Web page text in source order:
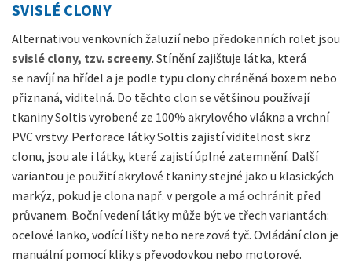
SVISLÉ CLONY
Alternativou venkovních žaluzií nebo předokenních rolet jsou
svislé clony, tzv. screeny. Stínění zajišťuje látka, která
se navíjí na hřídel a je podle typu clony chráněná boxem nebo
přiznaná, viditelná. Do těchto clon se většinou používají
tkaniny Soltis vyrobené ze 100% akrylového vlákna a vrchní
PVC vrstvy. Perforace látky Soltis zajistí viditelnost skrz
clonu, jsou ale i látky, které zajistí úplné zatemnění. Další
variantou je použití akrylové tkaniny stejné jako u klasických
markýz, pokud je clona např. v pergole a má ochránit před
průvanem. Boční vedení látky může být ve třech variantách:
ocelové lanko, vodící lišty nebo nerezová tyč. Ovládání clon je
manuální pomocí kliky s převodovkou nebo motorové.